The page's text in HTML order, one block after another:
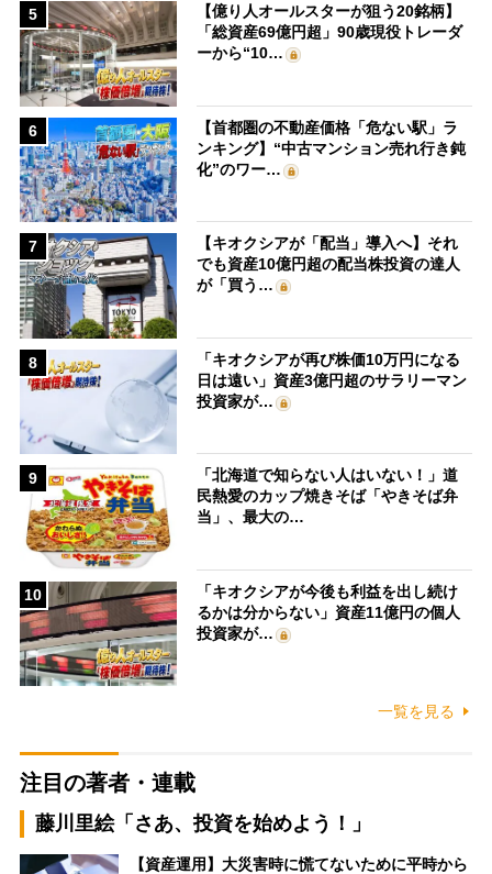
5
【億り人オールスターが狙う20銘柄】
「総資産69億円超」90歳現役トレーダ
ーから“10…
6
【首都圏の不動産価格「危ない駅」ラ
ンキング】“中古マンション売れ行き鈍
化”のワー…
7
【キオクシアが「配当」導入へ】それ
でも資産10億円超の配当株投資の達人
が「買う…
8
「キオクシアが再び株価10万円になる
日は遠い」資産3億円超のサラリーマン
投資家が…
9
「北海道で知らない人はいない！」道
民熱愛のカップ焼きそば「やきそば弁
当」、最大の…
10
「キオクシアが今後も利益を出し続け
るかは分からない」資産11億円の個人
投資家が…
一覧を見る
注目の著者・連載
藤川里絵「さあ、投資を始めよう！」
【資産運用】大災害時に慌てないために平時から